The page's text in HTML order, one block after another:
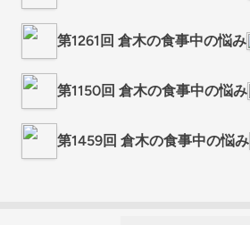
第1261回 倉木の食事中の悩み
第1150回 倉木の食事中の悩み
第1459回 倉木の食事中の悩み